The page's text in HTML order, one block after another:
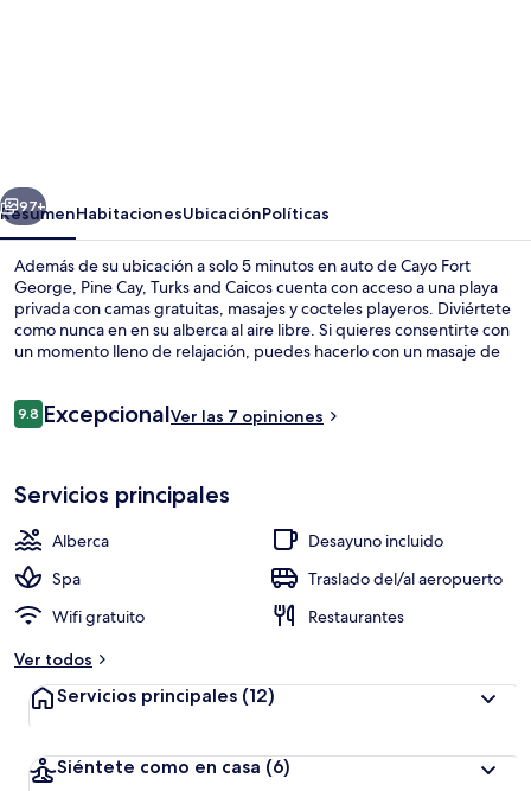
Caicos
Siguiente
97+
ResumenHabitacionesUbicaciónPolíticas
Además de su ubicación a solo 5 minutos en auto de Cayo Fort
George, Pine Cay, Turks and Caicos cuenta con acceso a una playa
privada con camas gratuitas, masajes y cocteles playeros. Diviértete
como nunca en en su alberca al aire libre. Si quieres consentirte con
un momento lleno de relajación, puedes hacerlo con un masaje de
internacional y está abierto para el desayuno, la comida y la cena.
Opiniones
9.89.8 de 10,
ExcepcionalVer las 7 opiniones
Servicios principales
Alberca
Desayuno incluido
Spa
Traslado del/al aeropuerto
Wifi gratuito
Restaurantes
Ver todos
Servicios principales (12)
Siéntete como en casa (6)